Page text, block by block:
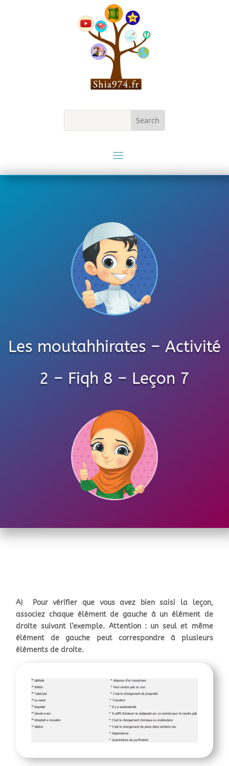
Les moutahhirates – Activité
2 – Fiqh 8 – Leçon 7
A) Pour vérifier que vous avez bien saisi la leçon,
associez chaque élément de gauche à un élément de
droite suivant l’exemple. Attention : un seul et même
élément de gauche peut correspondre à plusieurs
éléments de droite.